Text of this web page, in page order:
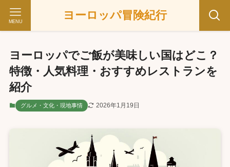
ヨーロッパ冒険紀行
MENU
ヨーロッパでご飯が美味しい国はどこ？
特徴・人気料理・おすすめレストランを
紹介
グルメ・文化・現地事情 2026年1月19日